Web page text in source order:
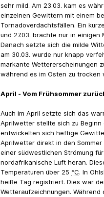
sehr mild. Am 23.03. kam es
einzelnen Gewittern mit einem
Tornadoverdachtsfällen. Ein
und 27.03. brachte nur in
Danach setzte sich die milde
am 30.03. wurde nur knapp
markante Wettererscheinungen
während es im Osten zu trocken
April - Vom Frühsommer
Auch im April setzte sich das
Aprilwetter stellte sich zu
entwickelten sich heftige
Aprilwetter direkt in den
einer südwestlichen Strömung
nordafrikanische Luft heran.
Temperaturen über 25 °C. In
heiße Tag registriert. Dies war
Wetteraufzeichnungen.